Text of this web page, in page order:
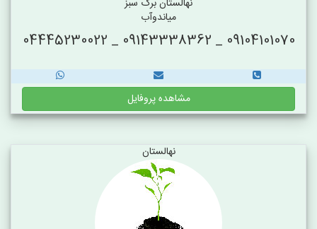
نهالستان برگ سبز
میاندوآب
09104101070 _ 09143338362 _ 04445230022
مشاهده پروفایل
نهالستان